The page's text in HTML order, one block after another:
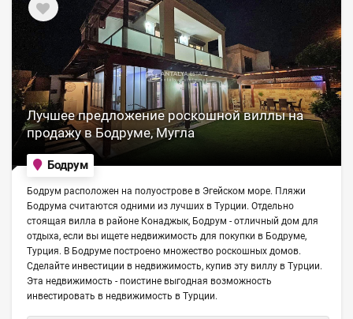
Лучшее предложение роскошной виллы на
продажу в Бодруме, Мугла
Бодрум
Бодрум расположен на полуострове в Эгейском море. Пляжи
Бодрума считаются одними из лучших в Турции. Отдельно
стоящая вилла в районе Конаджык, Бодрум - отличный дом для
отдыха, если вы ищете недвижимость для покупки в Бодруме,
Турция. В Бодруме построено множество роскошных домов.
Сделайте инвестиции в недвижимость, купив эту виллу в Турции.
Эта недвижимость - поистине выгодная возможность
инвестировать в недвижимость в Турции.